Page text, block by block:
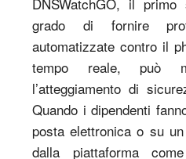
grado di fornire
automatizzate contro il
tempo reale, può
l’atteggiamento di
Quando i dipendenti
posta elettronica o su
dalla piattaforma